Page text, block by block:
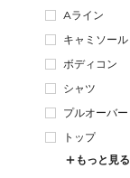
Aライン
キャミソール
ボディコン
シャツ
プルオーバー
トップ
もっと見る